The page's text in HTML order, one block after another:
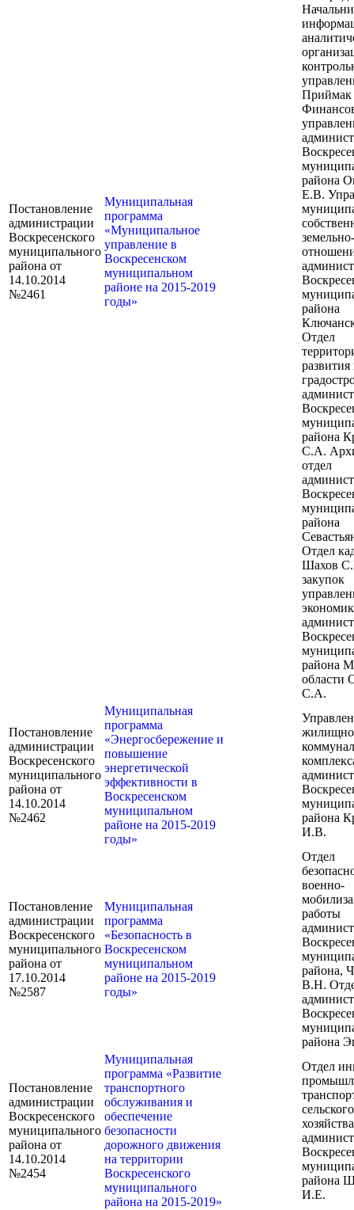
Постановление
администрации
Воскресенского
муниципального
района от
14.10.2014
№2461
Муниципальная
программа
«Муниципальное
управление в
Воскресенском
муниципальном
районе на 2015-2019
годы»
района
Е.В.
района
Отдел
развития
района
С.А.
отдел
района
Отдел
Шахов
закупок
района
области
С.А.
Постановление
администрации
Воскресенского
муниципального
района от
14.10.2014
№2462
Муниципальная
программа
«Энергосбережение и
повышение
энергетической
эффективности в
Воскресенском
муниципальном
районе на 2015-2019
годы»
района
И.В.
Постановление
администрации
Воскресенского
муниципального
района от
17.10.2014
№2587
Муниципальная
программа
«Безопасность в
Воскресенском
муниципальном
районе на 2015-2019
годы»
Отдел
военно-
работы
района,
В.Н.
района
Постановление
администрации
Воскресенского
муниципального
района от
14.10.2014
№2454
Муниципальная
программа «Развитие
транспортного
обслуживания и
обеспечение
безопасности
дорожного движения
на территории
Воскресенского
муниципального
района на 2015-2019»
Отдел
сельского
хозяйства
района
И.Е.